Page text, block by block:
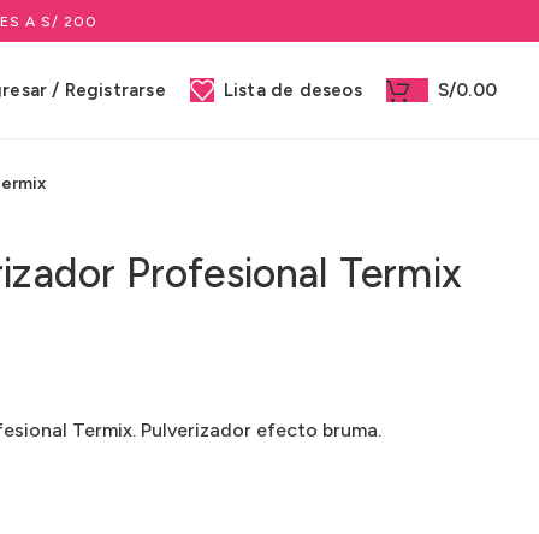
A S/ 200
/ Registrarse Lista de deseos S/0.00
Profesional Termix
Termix. Pulverizador efecto bruma.